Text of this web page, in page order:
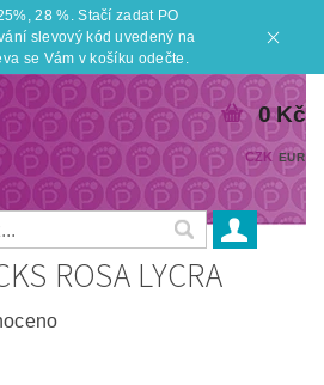
28 %. Stačí zadat PO
slevový kód uvedený na
se Vám v košíku odečte.
CZK EUR
0 Kč
ROSA LYCRA